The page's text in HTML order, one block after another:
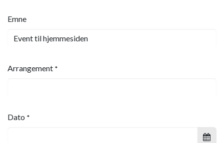
Emne
Arrangement *
Dato *